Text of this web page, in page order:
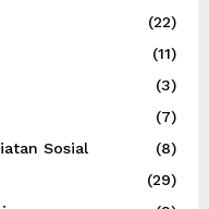
(22)
(11)
(3)
(7)
Sosial
(8)
(29)